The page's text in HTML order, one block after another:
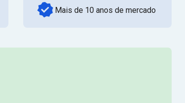
Mais de 10 anos de mercado